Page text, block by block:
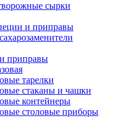
сырки
и приправы
приправы
тарелки
стаканы и чашки
контейнеры
столовые приборы